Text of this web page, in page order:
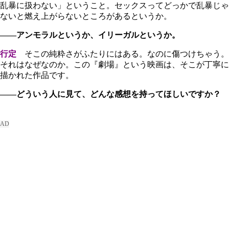
乱暴に扱わない」ということ。セックスってどっかで乱暴じゃ
ないと燃え上がらないところがあるというか。
――アンモラルというか、イリーガルというか。
行定 そこの純粋さがふたりにはある。なのに傷つけちゃう。
それはなぜなのか。この『劇場』という映画は、そこが丁寧に
描かれた作品です。
――どういう人に見て、どんな感想を持ってほしいですか？